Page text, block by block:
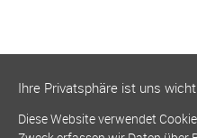
Ihre Privatsphäre ist uns
Diese Website verwendet